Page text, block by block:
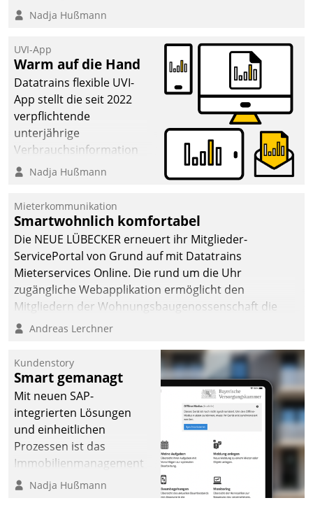
Nadja Hußmann
UVI-App
Warm auf die Hand
Datatrains flexible UVI-
App stellt die seit 2022
verpflichtende
unterjährige
Verbrauchsinformation
schnell, zuverlässig und
Die monatlichen
Mitteilungen zum
Heizungs- und
Wasserverbrauch gehen
automatisiert, vollständig
und auf Wunsch über
mehrere zuvor
Kommunikationswege bei
Nadja Hußmann
Mieterkommunikation
Smartwohnlich komfortabel
Die NEUE LÜBECKER erneuert ihr Mitglieder-
ServicePortal von Grund auf mit Datatrains
Mieterservices Online. Die rund um die Uhr
zugängliche Webapplikation ermöglicht den
Mitgliedern der Wohnungs­bau­genossenschaft die
Kontaktaufnahme per Smartphone, Tablet oder PC.
Andreas Lerchner
Kundenstory
Smart gemanagt
Mit neuen SAP-
integrierten Lösungen
und einheitlichen
Prozessen ist das
Immobilienmanagement
der Bayerischen
Nadja Hußmann